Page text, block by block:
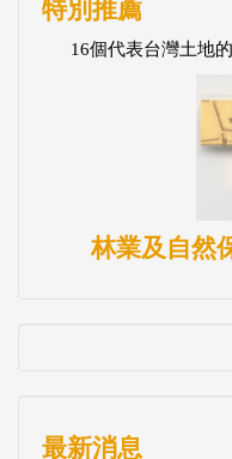
特別推薦
16個代表台灣土地
林業及自然
最新消息